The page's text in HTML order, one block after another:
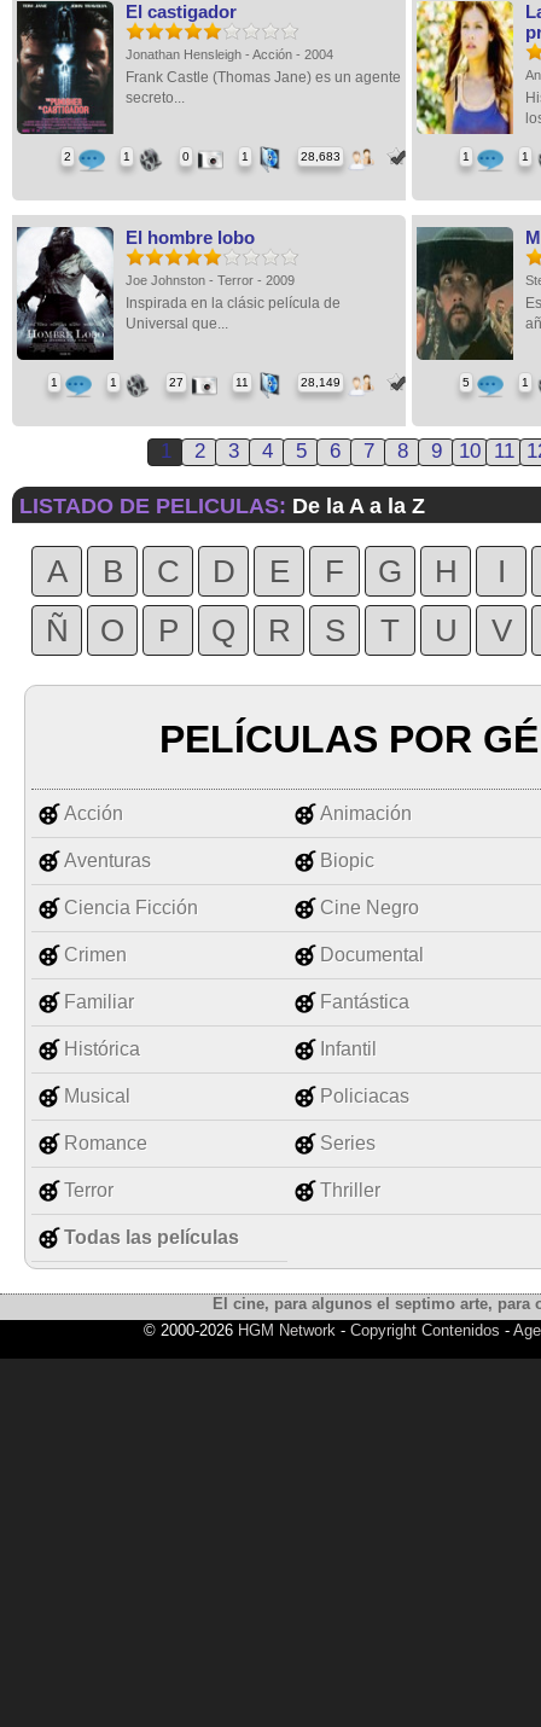
El castigador
Jonathan Hensleigh - Acción - 2004
Frank Castle (Thomas Jane) es un agente
secreto...
2 1 0 1 28,683 1 1
El hombre lobo
Joe Johnston - Terror - 2009
Inspirada en la clásic película de
Universal que...
1 1 27 11 28,149 5 1
1 2 3 4 5 6 7 8 9 10 11
LISTADO DE PELICULAS: De la A a la Z
A B C D E F G H
I
Ñ
O P Q R S T U V
PELÍCULAS POR
Acción Animación
Aventuras Biopic
Ciencia Ficción Cine Negro
Crimen Documental
Familiar Fantástica
Histórica Infantil
Musical Policiacas
Romance Series
Terror Thriller
Todas las películas
El cine, para algunos el septimo arte,
© 2000-2026 HGM Network- Copyright Contenidos -